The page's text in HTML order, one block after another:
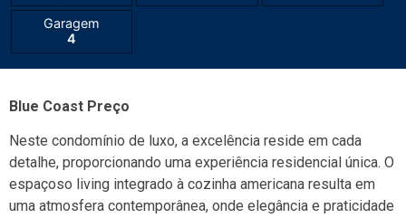
Garagem
4
Blue Coast Preço
Neste condomínio de luxo, a excelência reside em cada
detalhe, proporcionando uma experiência residencial única. O
espaçoso living integrado à cozinha americana resulta em
uma atmosfera contemporânea, onde elegância e praticidade